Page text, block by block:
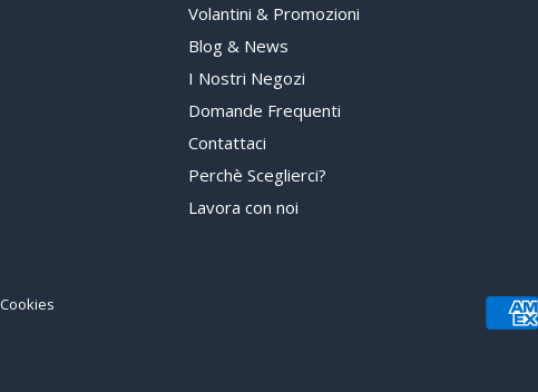
Volantini & Promozioni
Blog & News
I Nostri Negozi
Domande Frequenti
Contattaci
Perchè Sceglierci?
Lavora con noi